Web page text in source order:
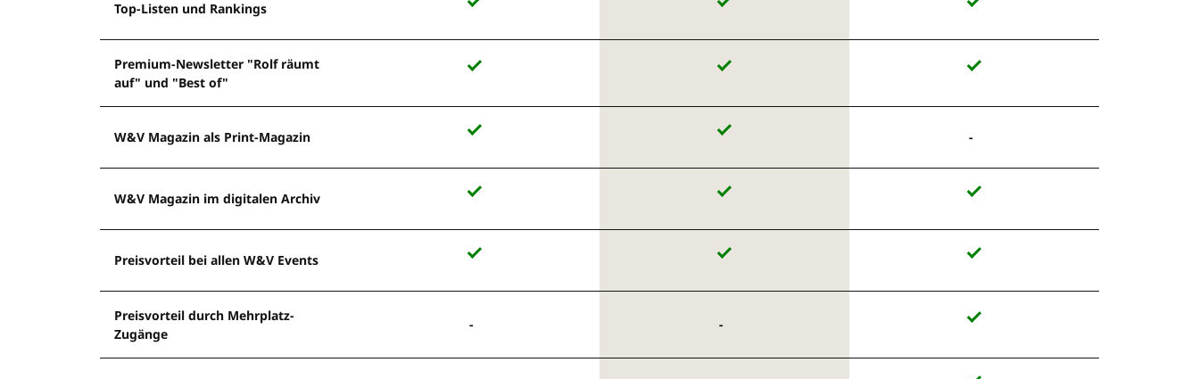
Top-Listen und Rankings
Premium-Newsletter "Rolf räumt
auf" und "Best of"
W&V Magazin als Print-Magazin
W&V Magazin im digitalen Archiv
Preisvorteil bei allen W&V Events
Preisvorteil durch Mehrplatz-
Zugänge